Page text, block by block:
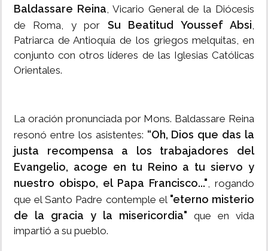
Baldassare Reina, Vicario General de la Diócesis
de Roma, y por Su Beatitud Youssef Absi,
Patriarca de Antioquía de los griegos melquitas, en
conjunto con otros líderes de las Iglesias Católicas
Orientales.
La oración pronunciada por Mons. Baldassare Reina
resonó entre los asistentes: “Oh, Dios que das la
justa recompensa a los trabajadores del
Evangelio, acoge en tu Reino a tu siervo y
nuestro obispo, el Papa Francisco...", rogando
que el Santo Padre contemple el "eterno misterio
de la gracia y la misericordia" que en vida
impartió a su pueblo.